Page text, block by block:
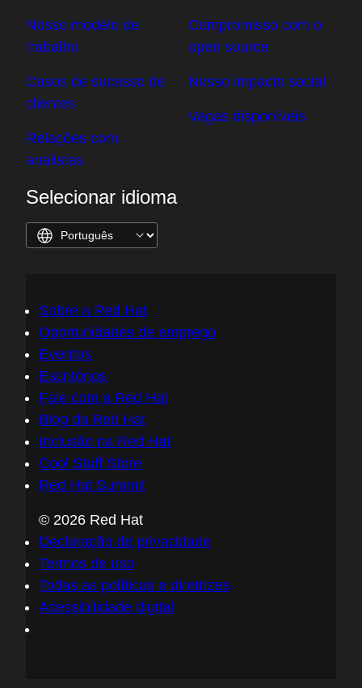
Nosso modelo de
trabalho
Casos de sucesso de
clientes
Relações com
analistas
Compromisso com o
open source
Nosso impacto social
Vagas disponíveis
Selecionar idioma
Sobre a Red Hat
Oportunidades de emprego
Eventos
Escritórios
Fale com a Red Hat
Blog da Red Hat
Inclusão na Red Hat
Cool Stuff Store
Red Hat Summit
© 2026 Red Hat
Declaração de privacidade
Termos de uso
Todas as políticas e diretrizes
Acessibilidade digital